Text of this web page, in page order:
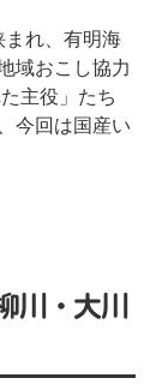
れ、有明海
域おこし協力
主役」たち
今回は国産い
・大川